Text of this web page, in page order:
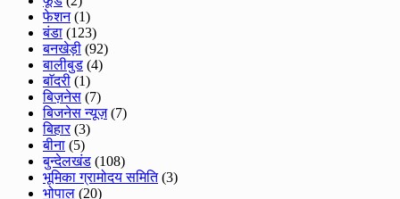
फेशन(1)
बंडा (123)
बनखेड़ी (92)
बालीबुड (4)
बाॅदरी (1)
बिज़नेस (7)
बिजनेस न्यूज़(7)
बिहार(3)
बीना (5)
बुन्देलखंड (108)
भूमिका ग्रामोदय समिति(3)
भोपाल (20)